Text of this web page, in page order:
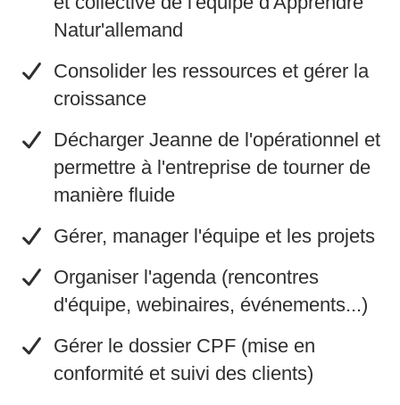
Natur'allemand
​Consolider les ressources et gérer la
croissance
​Décharger Jeanne de l'opérationnel et
permettre à l'entreprise de tourner de
manière fluide
​Gérer, manager l'équipe et les projets
​Organiser l'agenda (rencontres
d'équipe, webinaires, événements...)
​Gérer le dossier CPF (mise en
conformité et suivi des clients)